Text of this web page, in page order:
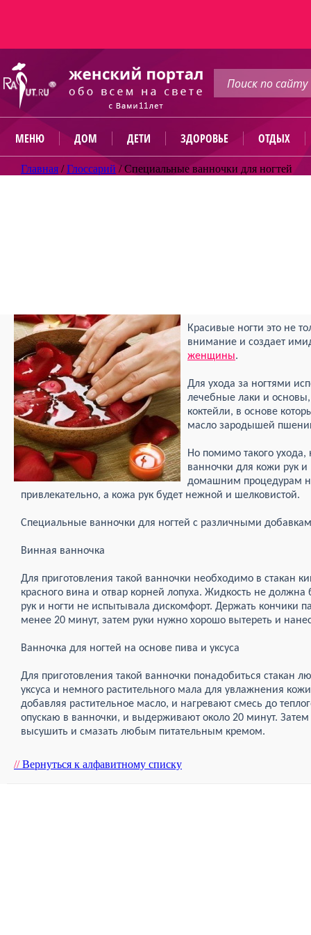
МЕНЮ ДОМ ДЕТИ ЗДОРОВЬЕ ОТДЫХ
Главная /Глоссарий /Специальные ванночки для ногтей
Красивые ногти это не
внимание и создает
женщины.
Для ухода за ногтями
лечебные лаки и
коктейли, в основе
масло зародышей
Но помимо такого
ванночки для кожи рук и
домашним процедурам
привлекательно, а кожа рук будет нежной и шелковистой.
Специальные ванночки для ногтей с различными
Винная ванночка
Для приготовления такой ванночки необходимо в стакан
красного вина и отвар корней лопуха. Жидкость не
рук и ногти не испытывала дискомфорт. Держать кончики
менее 20 минут, затем руки нужно хорошо вытереть и
Ванночка для ногтей на основе пива и уксуса
Для приготовления такой ванночки понадобиться стакан
уксуса и немного растительного мала для увлажнения
добавляя растительное масло, и нагревают смесь до
опускаю в ванночки, и выдерживают около 20 минут.
высушить и смазать любым питательным кремом.
//Вернуться к алфавитному списку